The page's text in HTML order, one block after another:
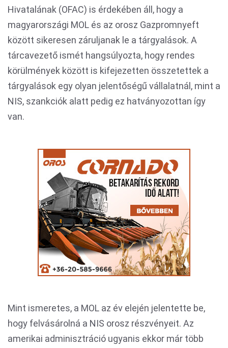
Hivatalának (OFAC) is érdekében áll, hogy a
magyarországi MOL és az orosz Gazpromnyeft
között sikeresen záruljanak le a tárgyalások. A
tárcavezető ismét hangsúlyozta, hogy rendes
körülmények között is kifejezetten összetettek a
tárgyalások egy olyan jelentőségű vállalatnál, mint a
NIS, szankciók alatt pedig ez hatványozottan így
van.
Mint ismeretes, a MOL az év elején jelentette be,
hogy felvásárolná a NIS orosz részvényeit. Az
amerikai adminisztráció ugyanis ekkor már több